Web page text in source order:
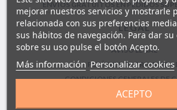
ENVÍOS GRATUITOS EN PEDIDOS
LEGAL
AVISO LEGAL
POLÍTICA DE PRIVACIDAD
CONDICIONES GENERALES DE
FORMULARIO DE
mejorar nuestros servicios y mostrarle
relacionada con sus preferencias
sus hábitos de navegación. Para dar
sobre su uso pulse el botón Acepto.
Más información Personalizar cookies
ACEPTO